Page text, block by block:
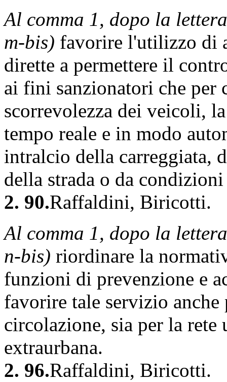
Al comma 1, dopo la
m-bis) favorire l'utilizzo di
dirette a permettere il
ai fini sanzionatori che per
scorrevolezza dei veicoli,
tempo reale e in modo
intralcio della carreggiata,
della strada o da
2. 90.Raffaldini, Biricotti.
Al comma 1, dopo la
n-bis) riordinare la
funzioni di prevenzione e
favorire tale servizio
circolazione, sia per la rete
extraurbana.
2. 96.Raffaldini, Biricotti.